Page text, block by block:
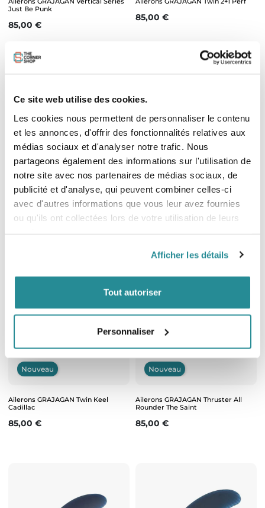
Ce site web utilise des cookies.
Les cookies nous permettent de personnaliser le contenu
et les annonces, d'offrir des fonctionnalités relatives aux
médias sociaux et d'analyser notre trafic. Nous
partageons également des informations sur l'utilisation de
notre site avec nos partenaires de médias sociaux, de
publicité et d'analyse, qui peuvent combiner celles-ci
avec d'autres informations que vous leur avez fournies
ou qu'ils ont collectées lors de votre utilisation de leurs
Afficher les détails
Tout autoriser
Personnaliser
Just Be Punk
Prix
85,00 €
Prix
85,00 €
Ailerons FCS II Reactor PC Carbon
Tri Retail Fins
Prix
140,00 €
Ailerons FCS II Accelerator PC
Carbon Tri Fin
Prix
125,00 €
Nouveau
Ailerons GRAJAGAN Twin Keel
Cadillac
Prix
85,00 €
Nouveau
Ailerons GRAJAGAN Thruster All
Rounder The Saint
Prix
85,00 €